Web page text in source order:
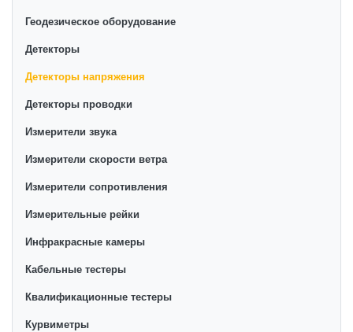
Детекторы напряжения от ikarvon.uz — это самый
оптимальная цена для каждой позиции из категории
Детекторы напряжения.
Геодезическое оборудование
Детекторы
Детекторы напряжения
Детекторы проводки
Измерители звука
Измерители скорости ветра
Измерители сопротивления
Измерительные рейки
Инфракрасные камеры
Кабельные тестеры
Квалификационные тестеры
Курвиметры